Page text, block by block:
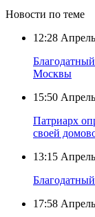
Новости по теме
12:28
Москвы
15:50
Патриарх
своей
13:15
17:58